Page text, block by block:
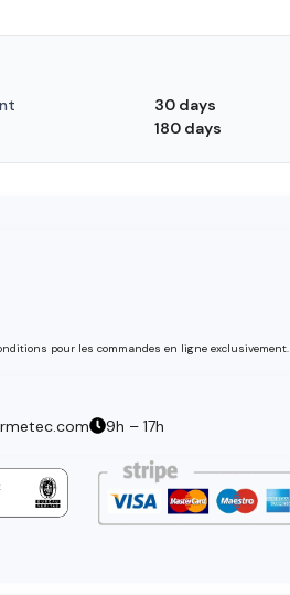
30 days
180 days
pour les commandes en ligne exclusivement.
9h – 17h